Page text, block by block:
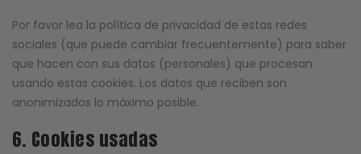
Por favor lea la política de privacidad de estas redes
sociales (que puede cambiar frecuentemente) para saber
que hacen con sus datos (personales) que procesan
usando estas cookies. Los datos que reciben son
anonimizados lo máximo posible.
6. Cookies usadas